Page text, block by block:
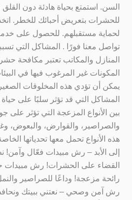
السن. استمتع بحياة هادئة دون
للحشرات بتعريض أحبائك للخطر.
لحماية مستقبلهم. للحصول على
تواصل معنا فورًا . المشاكل التي
المنازل والمكاتب تعتبر مكافحة
المكونات غير المرغوب فيها في
يمكن أن تؤدي هذه المخلوقات
المشاكل التي قد تؤثر سلبًا على
بين الأنواع المزعجة التي تؤثر على
والصراصير، والقوارض، والبعوض،
هذه الأنواع تحمل معها تحدياتها
إلى الأبد – رش مبيدات فعّال وآمن!
القضاء على الحشرات! رش مبيدات
رائحة مزعجة! وداعًا للصراصير
رش آمن وصحي – نعتني ببيتك